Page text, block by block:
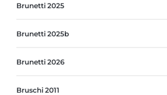
Brunetti 2025
Brunetti 2025b
Brunetti 2026
Bruschi 2011